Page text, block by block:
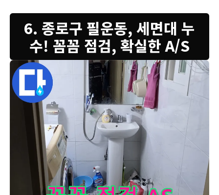
6. 종로구 필운동, 세면대 누
수! 꼼꼼 점검, 확실한 A/S